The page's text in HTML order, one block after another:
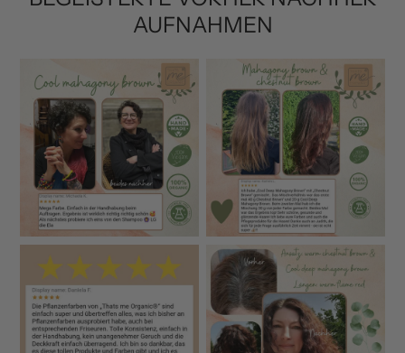
Warum Pflanzenhaarfarbe von THATS ME
ORGANIC so besonders ist
Unsere Bio-Pflanzenhaarfarben gehören zu den
AUFNAHMEN